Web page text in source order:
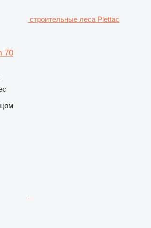
строительные леса Plettac
70